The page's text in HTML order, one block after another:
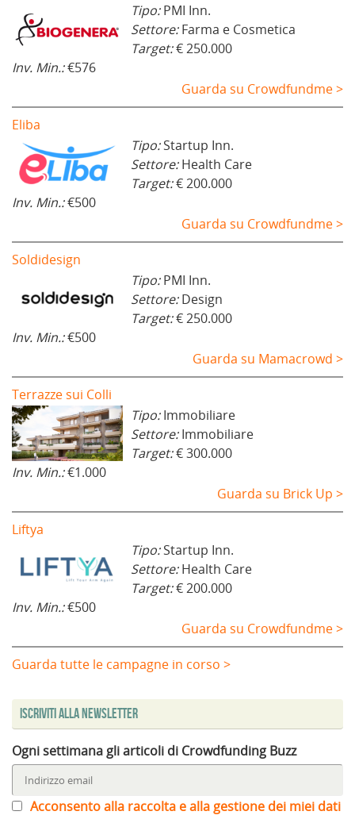
Tipo:PMI Inn.
Settore:Farma e Cosmetica
Target:€ 250.000
Inv. Min.:€576
Guarda su Crowdfundme >
Eliba
Tipo:Startup Inn.
Settore:Health Care
Target:€ 200.000
Inv. Min.:€500
Guarda su Crowdfundme >
Soldidesign
Tipo:PMI Inn.
Settore:Design
Target:€ 250.000
Inv. Min.:€500
Guarda su Mamacrowd >
Terrazze sui Colli
Tipo:Immobiliare
Settore:Immobiliare
Target:€ 300.000
Inv. Min.:€1.000
Guarda su Brick Up >
Liftya
Tipo:Startup Inn.
Settore:Health Care
Target:€ 200.000
Inv. Min.:€500
Guarda su Crowdfundme >
Guarda tutte le campagne in corso >
Iscriviti alla Newsletter
Ogni settimana gli articoli di Crowdfunding Buzz
Acconsento alla raccolta e alla gestione dei miei dati